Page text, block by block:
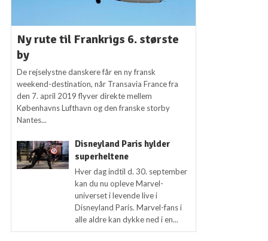
Ny rute til Frankrigs 6. største
by
De rejselystne danskere får en ny fransk
weekend-destination, når Transavia France fra
den 7. april 2019 flyver direkte mellem
Københavns Lufthavn og den franske storby
Nantes...
Disneyland Paris hylder
superheltene
Hver dag indtil d. 30. september
kan du nu opleve Marvel-
universet i levende live i
Disneyland Paris. Marvel-fans i
alle aldre kan dykke ned i en...